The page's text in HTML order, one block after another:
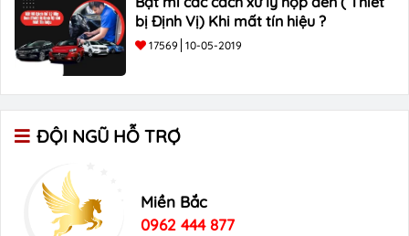
bị Định Vị) Khi mất tín hiệu ?
17569 10-05-2019
ĐỘI NGŨ HỖ TRỢ
Miền Bắc
0962 444 877